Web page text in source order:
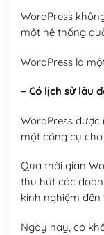
WordPress
một hệ thống
WordPress là
– Có lịch sử lâu
WordPress
một công cụ
Qua thời gian
thu hút các
kinh nghiệm
Ngày nay, có